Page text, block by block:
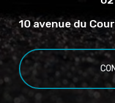
10 avenue du